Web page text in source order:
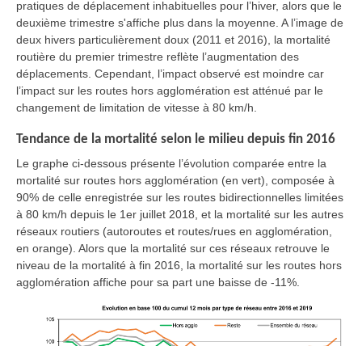
pratiques de déplacement inhabituelles pour l’hiver, alors que le
deuxième trimestre s'affiche plus dans la moyenne. A l’image de
deux hivers particulièrement doux (2011 et 2016), la mortalité
routière du premier trimestre reflète l’augmentation des
déplacements. Cependant, l’impact observé est moindre car
l’impact sur les routes hors agglomération est atténué par le
changement de limitation de vitesse à 80 km/h.
Tendance de la mortalité selon le milieu depuis fin 2016
Le graphe ci-dessous présente l’évolution comparée entre la
mortalité sur routes hors agglomération (en vert), composée à
90% de celle enregistrée sur les routes bidirectionnelles limitées
à 80 km/h depuis le 1er juillet 2018, et la mortalité sur les autres
réseaux routiers (autoroutes et routes/rues en agglomération,
en orange). Alors que la mortalité sur ces réseaux retrouve le
niveau de la mortalité à fin 2016, la mortalité sur les routes hors
agglomération affiche pour sa part une baisse de -11%.